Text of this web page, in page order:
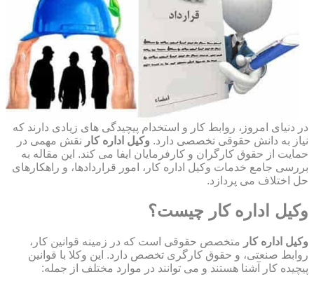
در دنیای امروز، روابط کار و استخدام پیچیدگی های زیادی دارند که
نیاز به دانش حقوقی تخصصی دارد. وکیل اداره کار نقش مهمی در
حمایت از حقوق کارگران و کارفرمایان ایفا می کند. این مقاله به
بررسی جامع خدمات وکیل اداره کار، امور قراردادها، و راهکارهای
حل اختلاف می پردازد.
وکیل اداره کار چیست؟
وکیل اداره کار متخصص حقوقی است که در زمینه قوانین کار،
روابط صنعتی، و حقوق کارگری تخصص دارد. این وکلا با قوانین
پیچیده کار آشنا هستند و می توانند در موارد مختلف از جمله: